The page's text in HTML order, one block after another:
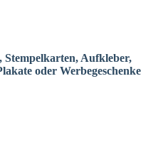
Aufkleber,
oder Werbegeschenke